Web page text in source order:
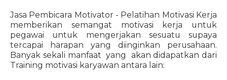
Jasa Pembicara Motivator - Pelatihan Motivasi Kerja
memberikan semangat motivasi kerja untuk
pegawai untuk mengerjakan sesuatu supaya
tercapai harapan yang diinginkan perusahaan.
Banyak sekali manfaat yang akan didapatkan dari
Training motivasi karyawan antara lain: